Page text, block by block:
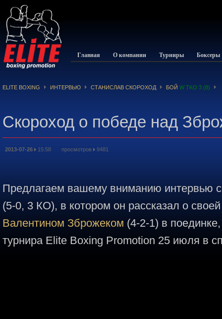
Главная О компании Турниры Боксеры
ELITE BOXING ИНТЕРВЬЮ СТАНИСЛАВ СКОРОХОД БОЙ W TKO 3 (8)
Скороход о победе над
2013-07-26 15:58 просмотров 9481
Предлагаем вашему вниманию интервью
(5-0, 3 КО), в котором он рассказал о
Валентином Зброжеком (4-2-1) в
турнира Elite Boxing Promotion 25 июля в